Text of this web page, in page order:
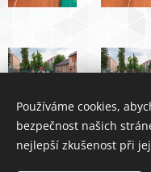
Používáme cookies,
bezpečnost našich
nejlepší zkušenost při